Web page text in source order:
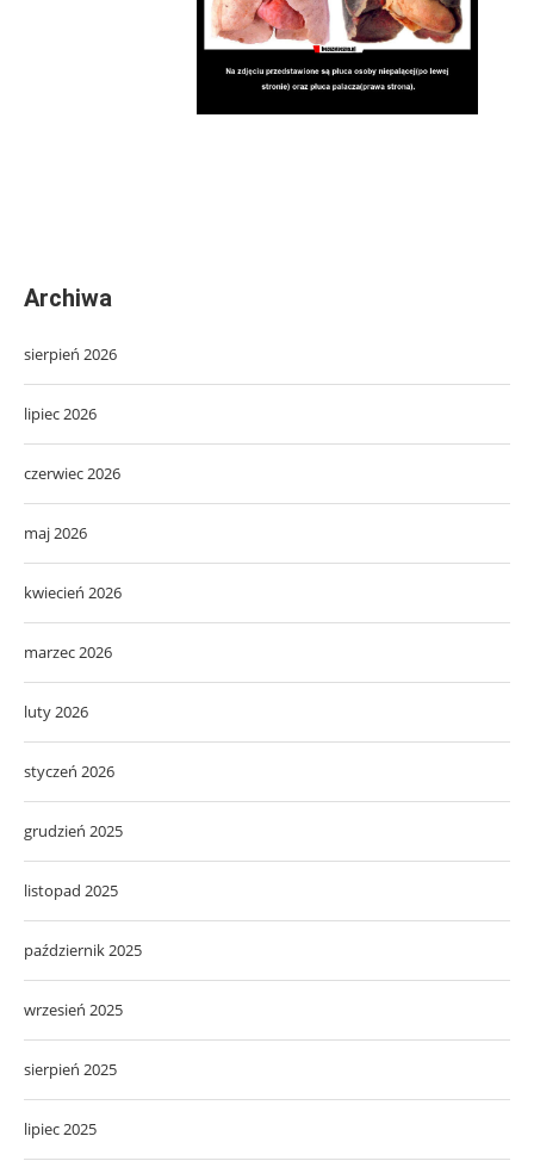
Archiwa
sierpień 2026
lipiec 2026
czerwiec 2026
maj 2026
kwiecień 2026
marzec 2026
luty 2026
styczeń 2026
grudzień 2025
listopad 2025
październik 2025
wrzesień 2025
sierpień 2025
lipiec 2025